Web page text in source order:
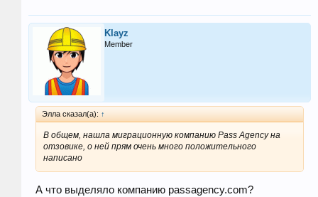
Klayz
Member
Элла сказал(а): ↑
В общем, нашла миграционную компанию Pass Agency на
отзовике, о ней прям очень много положительного
написано
А что выделяло компанию passagency.com?